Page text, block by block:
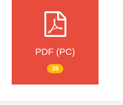
PDF (PC)
38